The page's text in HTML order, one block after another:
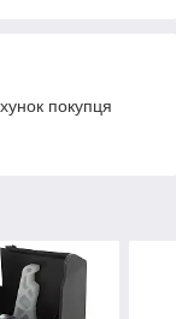
покупця